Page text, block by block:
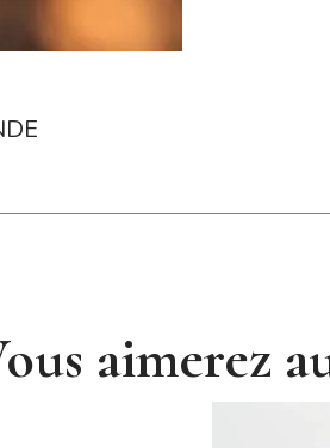
aimerez